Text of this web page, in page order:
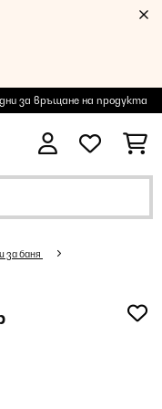
за връщане на продукта
за баня